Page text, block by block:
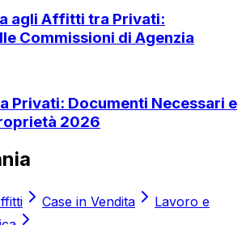
agli Affitti tra Privati:
Commissioni di Agenzia
Privati: Documenti Necessari e
2026
Case in Vendita
Lavoro e